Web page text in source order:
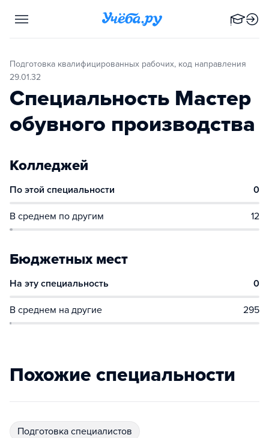
Подготовка квалифицированных рабочих, код направления
29.01.32
Специальность Мастер
обувного производства
Колледжей
По этой специальности 0
В среднем по другим 12
Бюджетных мест
На эту специальность 0
В среднем на другие 295
Похожие специальности
подготовка специалистов